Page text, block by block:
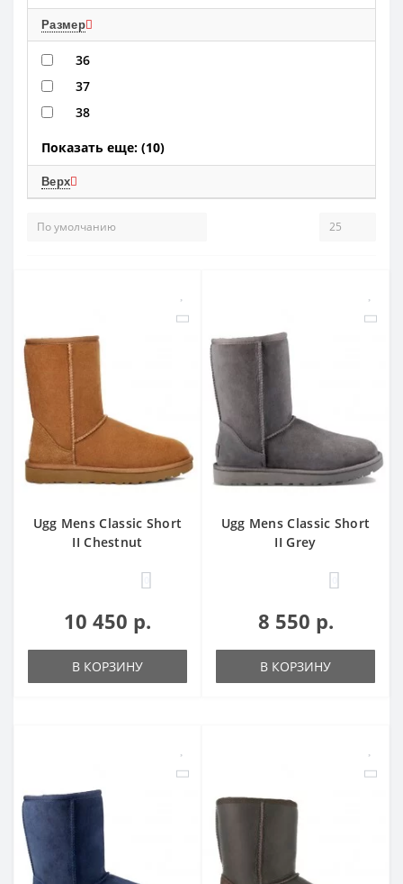
Размер
36
37
38
Показать еще: (10)
Верх
Ugg Mens Classic Short
II Chestnut
10 450 р.
В КОРЗИНУ
Ugg Mens Classic Short
II Grey
8 550 р.
В КОРЗИНУ